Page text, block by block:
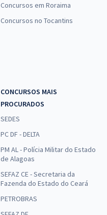
Concursos em Roraima
Concursos no Tocantins
CONCURSOS MAIS
PROCURADOS
SEDES
PC DF - DELTA
PM AL - Polícia Militar do Estado
de Alagoas
SEFAZ CE - Secretaria da
Fazenda do Estado do Ceará
PETROBRAS